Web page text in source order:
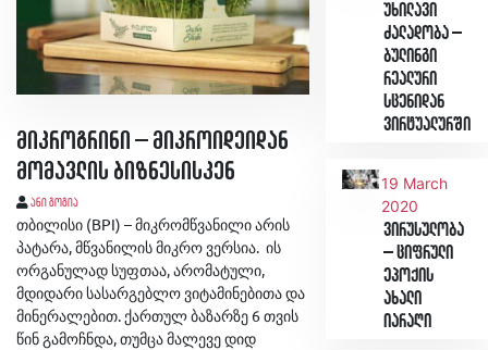
მიკროგრინი – მიკროიდეიდან
მომავლის ბიზნესისკენ
ანი გოგია
თბილისი (BPI) – მიკრომწვანილი არის
პატარა, მწვანილის მიკრო ვერსია. ის
ორგანულად სუფთაა, არომატული,
მდიდარი სასარგებლო ვიტამინებითა და
მინერალებით. ქართულ ბაზარზე 6 თვის
წინ გამოჩნდა, თუმცა მალევე დიდ
უხილავი
ძალადობა –
ბულინგი
რეალური
სცენიდან
ვირტუალურში
19 March
2020
ვირუსულობა
– ციფრული
ეპოქის
ახალი
იარაღი